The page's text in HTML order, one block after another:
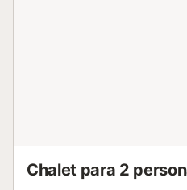
Chalet para 2